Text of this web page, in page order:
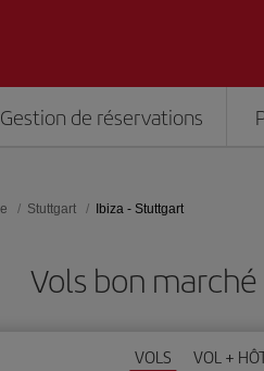
Gestion de réservations
Stuttgart Ibiza - Stuttgart
Vols bon
VOLS VOL +